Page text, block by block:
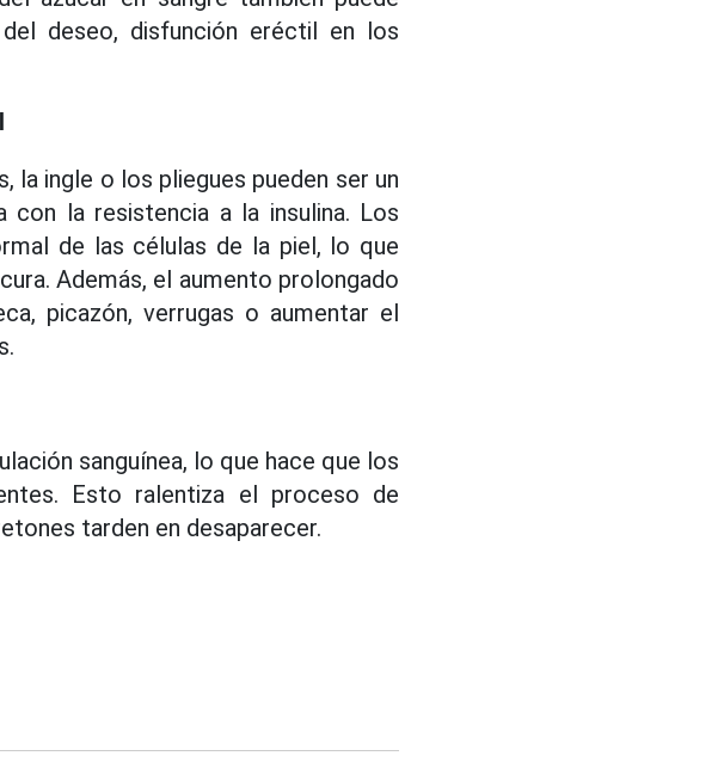
deseo, disfunción eréctil en los
la ingle o los pliegues pueden ser un
con la resistencia a la insulina. Los
de las células de la piel, lo que
Además, el aumento prolongado
picazón, verrugas o aumentar el
sanguínea, lo que hace que los
Esto ralentiza el proceso de
tarden en desaparecer.